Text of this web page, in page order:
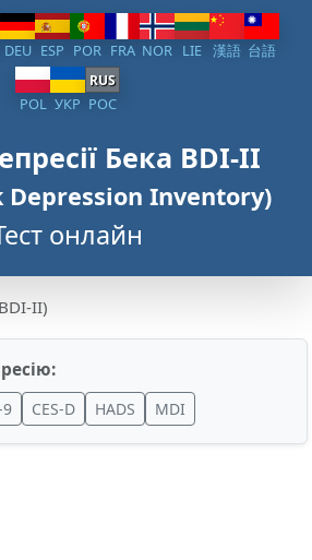
DEU ESP POR FRA NOR LIE 漢語 台語
POL УКР
RUS
РОС
Бека BDI-II
Depression Inventory)
онлайн
II)
9 CES-D HADS MDI